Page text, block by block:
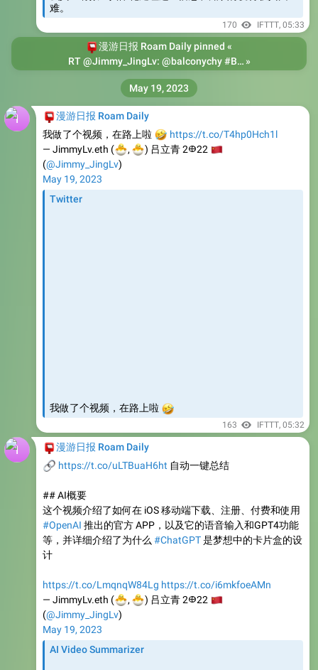
漫游日报 Roam Dailypinned «
RT @Jimmy_JingLv: @balconychy #BibiGPT 做了一个视频演示「AI视频对话」功能，自产自用，哈哈哈»
漫游日报 Roam Daily
我做了个视频，在路上啦
🤣https://t.co/T4hp0Hch1l
— JimmyLv.eth (
🐣
,
🐣) 吕立青 2𐃏22
(@Jimmy_JingLv)
May 19, 2023
Twitter
May 19, 2023
漫游日报 Roam Daily
https://t.co/uLTBuaH6ht自动一键总结
## AI概要
#OpenAI推出的官方 APP，以及它的语音输入和GPT4功能
等，并详细介绍了为什么#ChatGPT是梦想中的卡片盒的设
计
https://t.co/LmqnqW84Lg
(@Jimmy_JingLv)
May 19, 2023
AI Video Summarizer